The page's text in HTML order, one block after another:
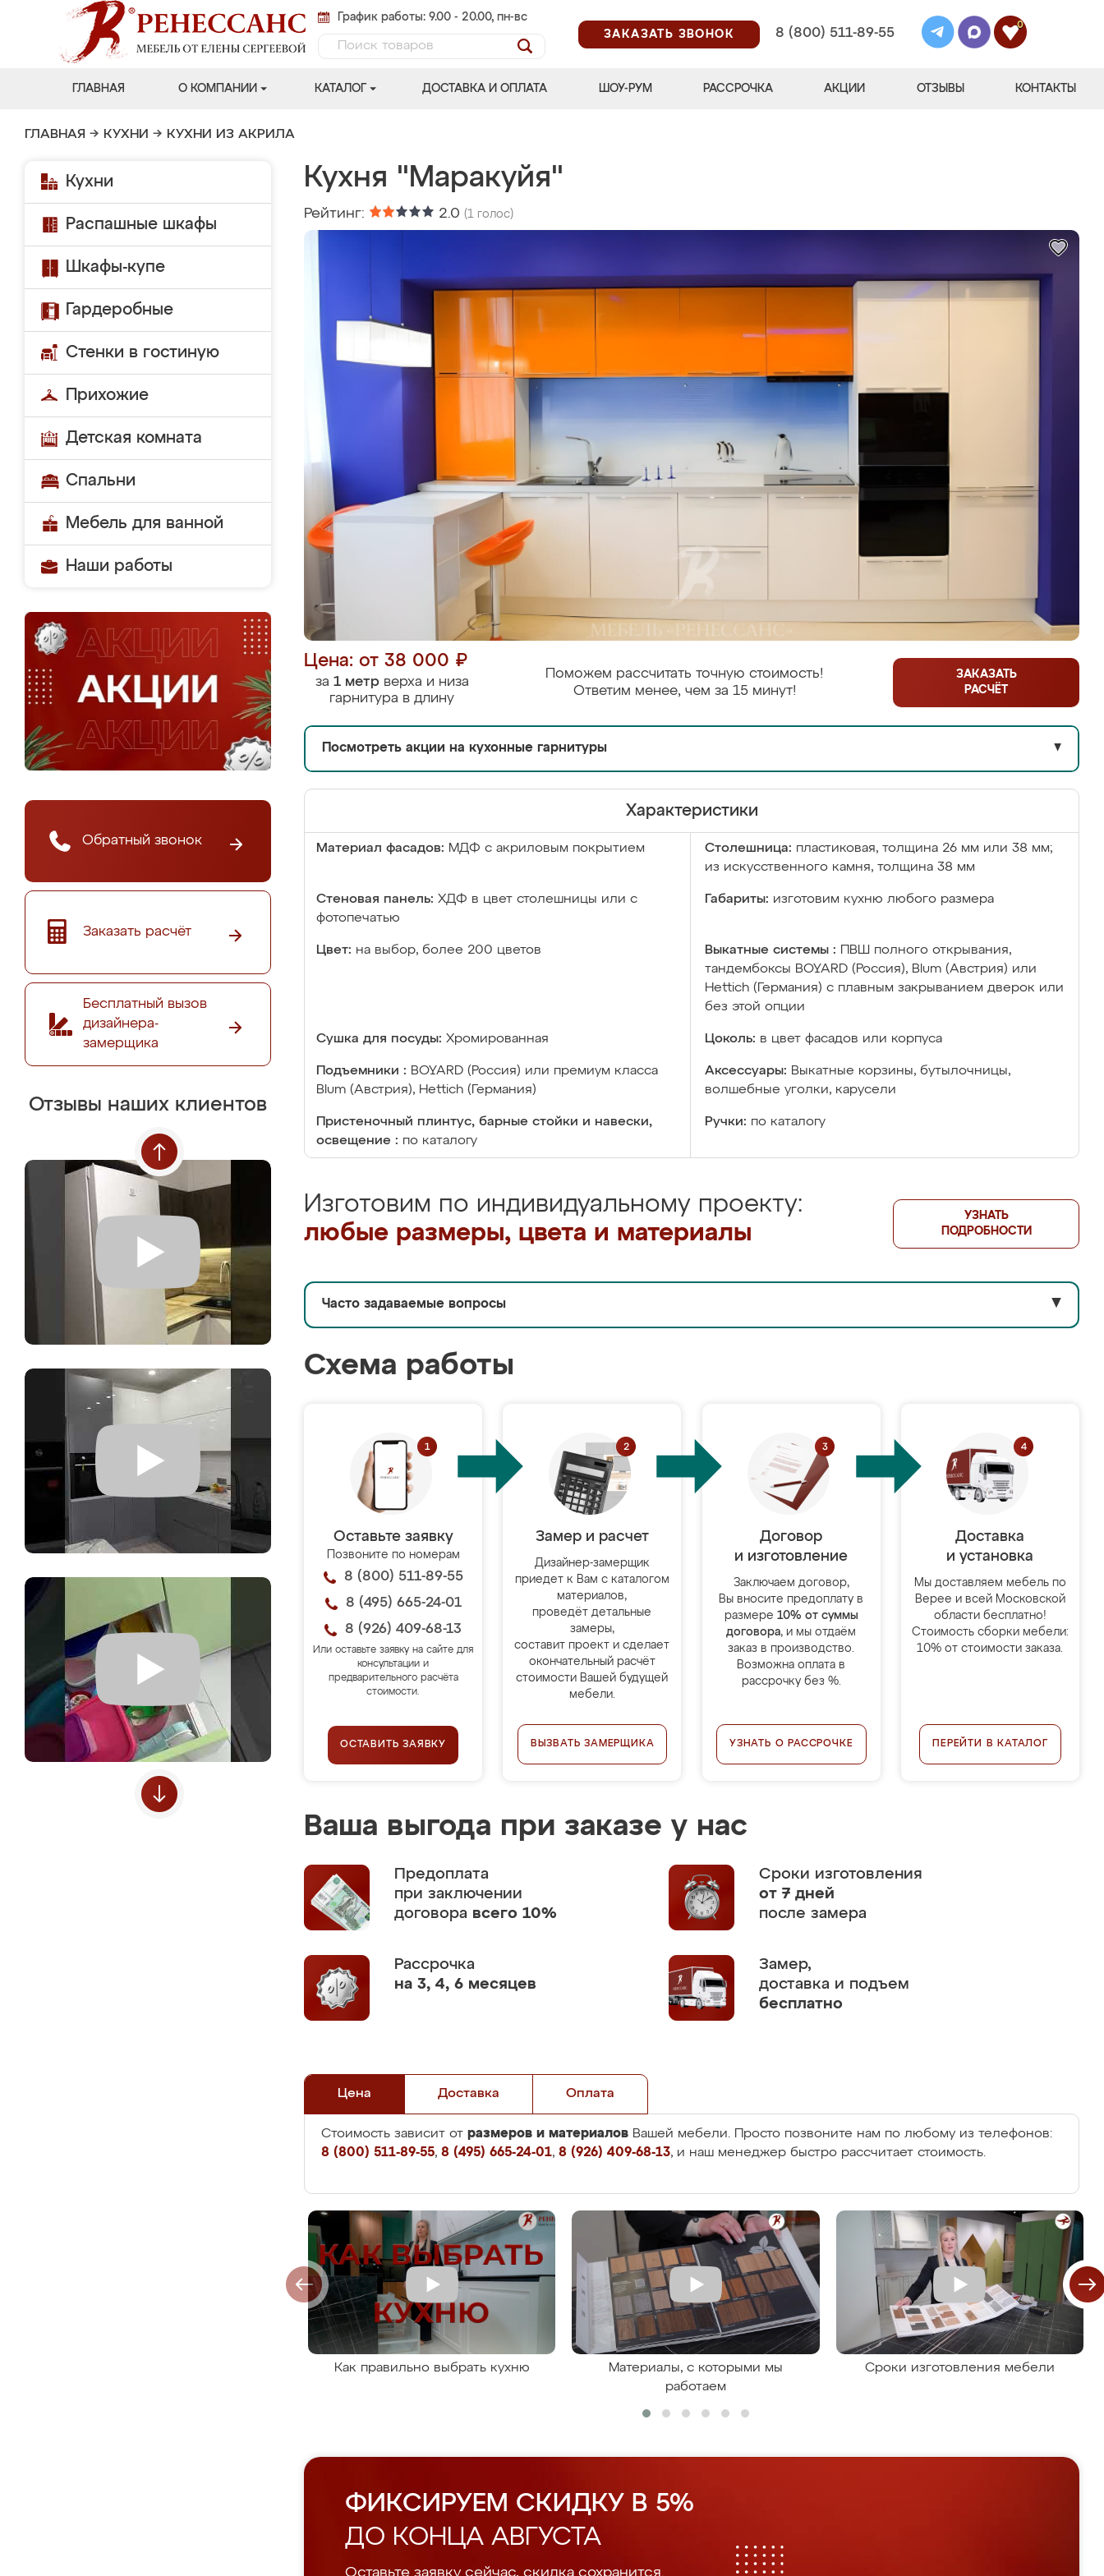
График работы: 9.00 - 20.00, пн-вс
ЗАКАЗАТЬ ЗВОНОК
8 (800) 511-89-55
0
ГЛАВНАЯ О КОМПАНИИ КАТАЛОГ ДОСТАВКА И ОПЛАТА ШОУ-РУМ РАССРОЧКА АКЦИИ ОТЗЫВЫ КОНТАКТЫ
ГЛАВНАЯ → КУХНИ → КУХНИ ИЗ АКРИЛА
Кухни
Распашные шкафы
Шкафы-купе
Гардеробные
Стенки в гостиную
Прихожие
Детская комната
Спальни
Мебель для ванной
Наши работы
Обратный звонок
Заказать расчёт
Бесплатный вызов
дизайнера-
замерщика
Отзывы наших клиентов
Кухня "Маракуйя"
Рейтинг: 2.0 (1 голос)
Цена: от 38 000 ₽
за 1 метрверха и низа
гарнитура в длину
Поможем рассчитать точную стоимость!
Ответим менее, чем за 15 минут!
ЗАКАЗАТЬ
РАСЧЁТ
Посмотреть акции на кухонные гарнитуры ▼
Характеристики
Материал фасадов: МДФ с акриловым покрытием Столешница: пластиковая, толщина 26 мм или 38 мм;
из искусственного камня, толщина 38 мм
Стеновая панель: ХДФ в цвет столешницы или с
фотопечатью
Габариты: изготовим кухню любого размера
Цвет: на выбор, более 200 цветов Выкатные системы :
ПВШ полного открывания,
тандембоксы BOYARD (Россия), Blum (Австрия) или
Hettich (Германия) с плавным закрыванием дверок или
без этой опции
Сушка для посуды: Хромированная Цоколь: в цвет фасадов или корпуса
Подъемники : BOYARD (Россия) или премиум класса
Blum (Австрия), Hettich (Германия)
Аксессуары: Выкатные корзины, бутылочницы,
волшебные уголки, карусели
Пристеночный плинтус, барные стойки и навески,
освещение : по каталогу
Ручки: по каталогу
Изготовим по индивидуальному проекту:
любые размеры, цвета и материалы
УЗНАТЬ
ПОДРОБНОСТИ
Часто задаваемые вопросы ▼
Схема работы
Оставьте заявку
Позвоните по номерам
8 (800) 511-89-55
8 (495) 665-24-01
8 (926) 409-68-13
Или оставьте заявку на сайте для
консультации и
предварительного расчёта
стоимости.
ОСТАВИТЬ ЗАЯВКУ
Замер и расчет
Дизайнер-замерщик
приедет к Вам с каталогом
материалов,
проведёт детальные
замеры,
составит проект и сделает
окончательный расчёт
стоимости Вашей будущей
мебели.
ВЫЗВАТЬ ЗАМЕРЩИКА
Договор
и изготовление
Заключаем договор,
Вы вносите предоплату в
размере 10% от суммы
договора, и мы отдаём
заказ в производство.
Возможна оплата в
рассрочку без %.
УЗНАТЬ О РАССРОЧКЕ
Доставка
и установка
Мы доставляем мебель по
Верее и всей Московской
области бесплатно!
Стоимость сборки мебели:
10% от стоимости заказа.
ПЕРЕЙТИ В КАТАЛОГ
Ваша выгода при заказе у нас
Предоплата
при заключении
договора всего 10%
Сроки изготовления
от 7 дней
после замера
Рассрочка
на 3, 4, 6 месяцев
Замер,
доставка и подъем
бесплатно
Цена Доставка Оплата
Стоимость зависит от размеров и материалов Вашей мебели. Просто позвоните нам по любому из телефонов:
8 (800) 511-89-55, 8 (495) 665-24-01, 8 (926) 409-68-13, и наш менеджер быстро рассчитает стоимость.
Как правильно выбрать кухню
Материалы, с которыми мы
работаем
Сроки изготовления мебели
ФИКСИРУЕМ СКИДКУ В 5%
ДО КОНЦА АВГУСТА
Оставьте заявку сейчас, скидка сохранится.